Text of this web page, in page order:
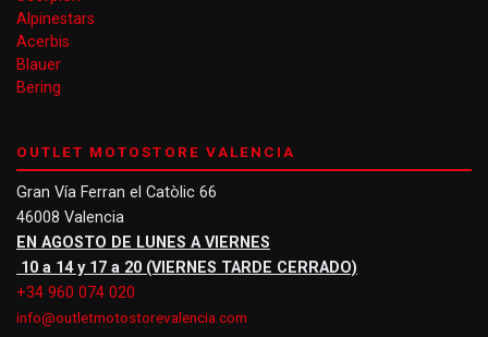
Alpinestars
Acerbis
Blauer
Bering
OUTLET MOTOSTORE VALENCIA
Gran Vía Ferran el Catòlic 66
46008 Valencia
EN AGOSTO DE LUNES A VIERNES
10 a 14 y 17 a 20 (VIERNES TARDE CERRADO)
+34 960 074 020
info@outletmotostorevalencia.com